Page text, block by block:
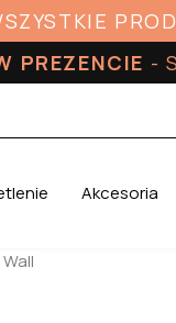
PREZENCIE -
Akcesoria